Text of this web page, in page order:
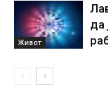
Живот
да